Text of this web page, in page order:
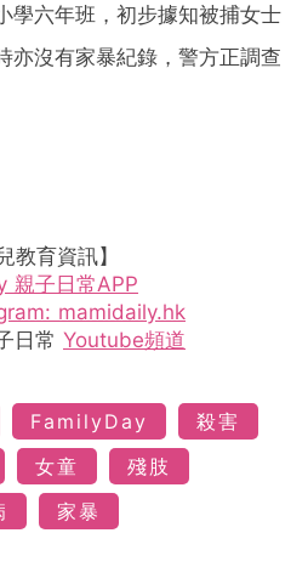
學六年班，初步據知被捕女士
亦沒有家暴紀錄，警方正調查
教育資訊】
親子日常APP
mamidaily.hk
日常 Youtube頻道
FamilyDay
殺害
女童
殘肢
家暴